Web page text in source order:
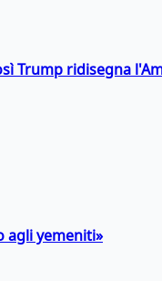
Trump ridisegna
agli yemeniti»